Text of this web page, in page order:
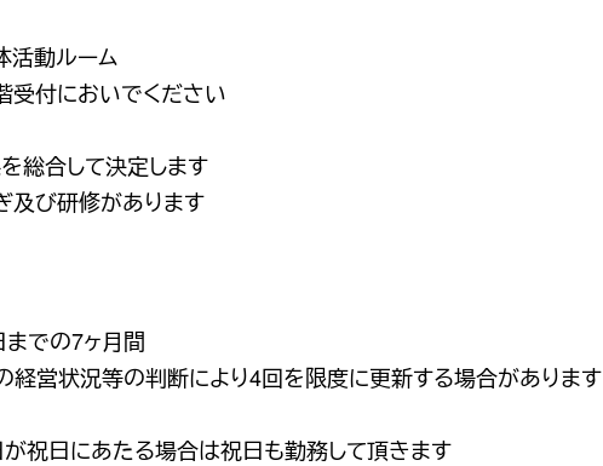
活動ルーム
受付においでください
総合して決定します
及び研修があります
での7ヶ月間
経営状況等の判断により4回を限度に更新する場合があります
が祝日にあたる場合は祝日も勤務して頂きます